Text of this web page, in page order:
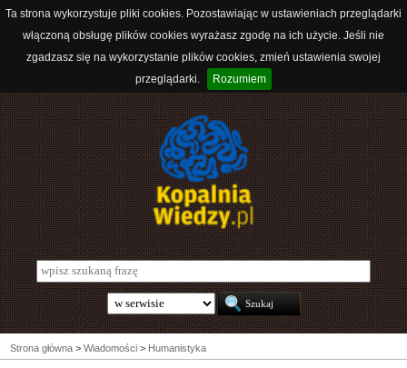
Ta strona wykorzystuje pliki cookies. Pozostawiając w ustawieniach przeglądarki
włączoną obsługę plików cookies wyrażasz zgodę na ich użycie. Jeśli nie
zgadzasz się na wykorzystanie plików cookies, zmień ustawienia swojej
przeglądarki.
Rozumiem
Strona główna > Wiadomości > Humanistyka